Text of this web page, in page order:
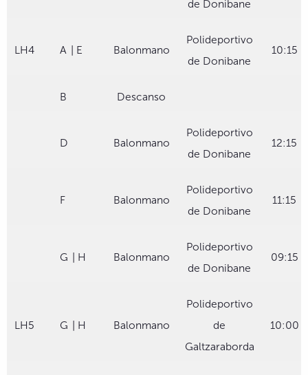
de Donibane
LH4 A | E Balonmano
Polideportivo
de Donibane
10:15
B Descanso
D Balonmano
Polideportivo
de Donibane
12:15
F Balonmano
Polideportivo
de Donibane
11:15
G | H Balonmano
Polideportivo
de Donibane
09:15
LH5 G | H Balonmano
Polideportivo
de
Galtzaraborda
10:00